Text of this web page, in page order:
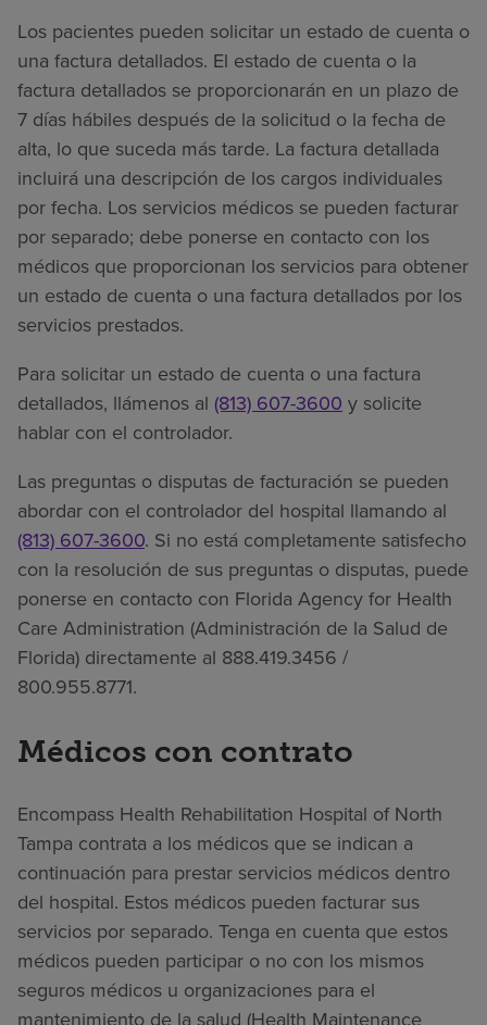
Los pacientes pueden solicitar un estado de cuenta o
una factura detallados. El estado de cuenta o la
factura detallados se proporcionarán en un plazo de
7 días hábiles después de la solicitud o la fecha de
alta, lo que suceda más tarde. La factura detallada
incluirá una descripción de los cargos individuales
por fecha. Los servicios médicos se pueden facturar
por separado; debe ponerse en contacto con los
médicos que proporcionan los servicios para obtener
un estado de cuenta o una factura detallados por los
servicios prestados.
Para solicitar un estado de cuenta o una factura
detallados, llámenos al (813) 607-3600y solicite
hablar con el controlador.
Las preguntas o disputas de facturación se pueden
abordar con el controlador del hospital llamando al
(813) 607-3600. Si no está completamente satisfecho
con la resolución de sus preguntas o disputas, puede
ponerse en contacto con Florida Agency for Health
Care Administration (Administración de la Salud de
Florida) directamente al 888.419.3456 /
800.955.8771.
Médicos con contrato
Encompass Health Rehabilitation Hospital of North
Tampa contrata a los médicos que se indican a
continuación para prestar servicios médicos dentro
del hospital. Estos médicos pueden facturar sus
servicios por separado. Tenga en cuenta que estos
médicos pueden participar o no con los mismos
seguros médicos u organizaciones para el
mantenimiento de la salud (Health Maintenance